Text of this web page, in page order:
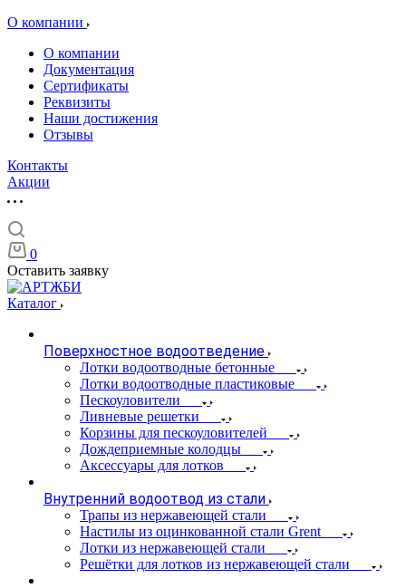
О компании
О компании
Документация
Сертификаты
Реквизиты
Наши достижения
Отзывы
Контакты
Акции
0
Оставить заявку
Каталог
Поверхностное водоотведение
Лотки водоотводные бетонные
Лотки водоотводные пластиковые
Пескоуловители
Ливневые решетки
Корзины для пескоуловителей
Дождеприемные колодцы
Аксессуары для лотков
Внутренний водоотвод из стали
Трапы из нержавеющей стали
Настилы из оцинкованной стали Grent
Лотки из нержавеющей стали
Решётки для лотков из нержавеющей стали